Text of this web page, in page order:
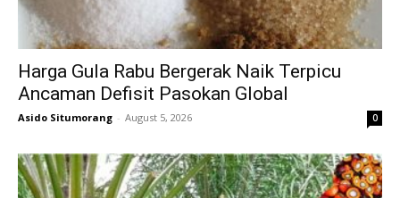
Harga Gula Rabu Bergerak Naik Terpicu
Ancaman Defisit Pasokan Global
Asido Situmorang - August 5, 2026 0